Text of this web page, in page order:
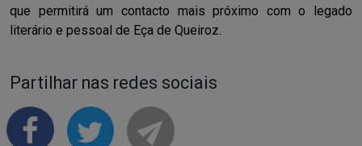
que permitirá um contacto mais próximo com o legado
literário e pessoal de Eça de Queiroz.
Partilhar nas redes sociais